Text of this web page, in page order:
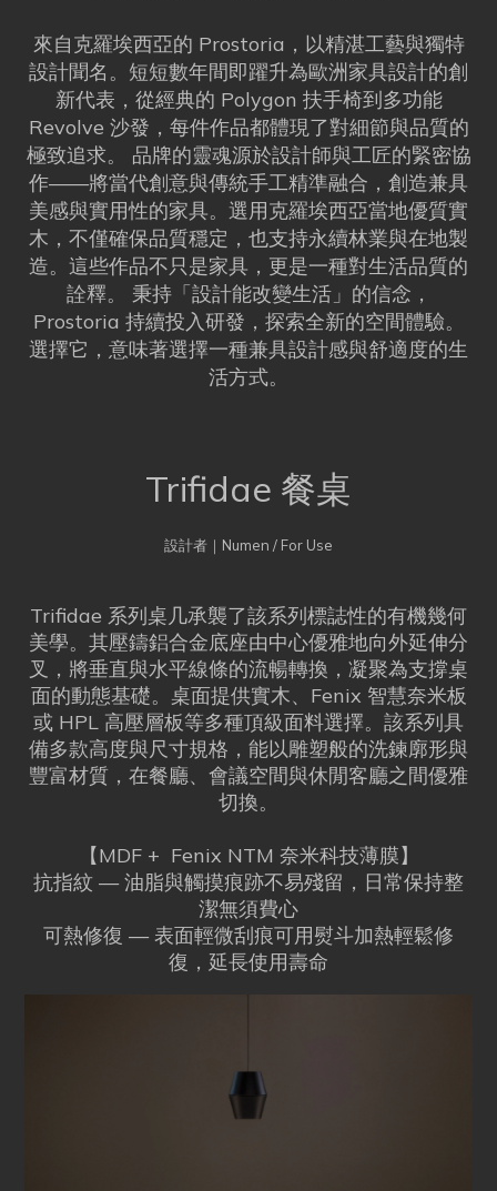
來自克羅埃西亞的 Prostoria，以精湛工藝與獨特
設計聞名。短短數年間即躍升為歐洲家具設計的創
新代表，從經典的 Polygon 扶手椅到多功能
Revolve 沙發，每件作品都體現了對細節與品質的
極致追求。 品牌的靈魂源於設計師與工匠的緊密協
作——將當代創意與傳統手工精準融合，創造兼具
美感與實用性的家具。選用克羅埃西亞當地優質實
木，不僅確保品質穩定，也支持永續林業與在地製
造。這些作品不只是家具，更是一種對生活品質的
詮釋。 秉持「設計能改變生活」的信念，
Prostoria 持續投入研發，探索全新的空間體驗。
選擇它，意味著選擇一種兼具設計感與舒適度的生
活方式。
Trifidae 餐桌
設計者｜Numen / For Use
Trifidae 系列桌几承襲了該系列標誌性的有機幾何
美學。其壓鑄鋁合金底座由中心優雅地向外延伸分
叉，將垂直與水平線條的流暢轉換，凝聚為支撐桌
面的動態基礎。桌面提供實木、Fenix 智慧奈米板
或 HPL 高壓層板等多種頂級面料選擇。該系列具
備多款高度與尺寸規格，能以雕塑般的洗鍊廓形與
豐富材質，在餐廳、會議空間與休閒客廳之間優雅
切換。
【MDF + Fenix NTM 奈米科技薄膜】
抗指紋 — 油脂與觸摸痕跡不易殘留，日常保持整
潔無須費心
可熱修復 — 表面輕微刮痕可用熨斗加熱輕鬆修
復，延長使用壽命